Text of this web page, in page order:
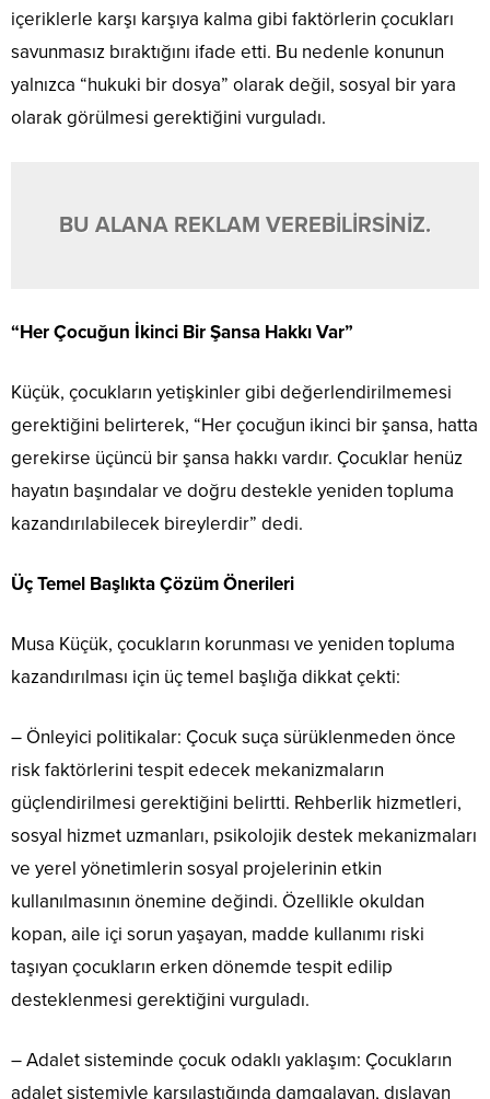
içeriklerle karşı karşıya kalma gibi faktörlerin çocukları
savunmasız bıraktığını ifade etti. Bu nedenle konunun
yalnızca “hukuki bir dosya” olarak değil, sosyal bir yara
olarak görülmesi gerektiğini vurguladı.
BU ALANA REKLAM VEREBİLİRSİNİZ.
“Her Çocuğun İkinci Bir Şansa Hakkı Var”
Küçük, çocukların yetişkinler gibi değerlendirilmemesi
gerektiğini belirterek, “Her çocuğun ikinci bir şansa, hatta
gerekirse üçüncü bir şansa hakkı vardır. Çocuklar henüz
hayatın başındalar ve doğru destekle yeniden topluma
kazandırılabilecek bireylerdir” dedi.
Üç Temel Başlıkta Çözüm Önerileri
Musa Küçük, çocukların korunması ve yeniden topluma
kazandırılması için üç temel başlığa dikkat çekti:
– Önleyici politikalar: Çocuk suça sürüklenmeden önce
risk faktörlerini tespit edecek mekanizmaların
güçlendirilmesi gerektiğini belirtti. Rehberlik hizmetleri,
sosyal hizmet uzmanları, psikolojik destek mekanizmaları
ve yerel yönetimlerin sosyal projelerinin etkin
kullanılmasının önemine değindi. Özellikle okuldan
kopan, aile içi sorun yaşayan, madde kullanımı riski
taşıyan çocukların erken dönemde tespit edilip
desteklenmesi gerektiğini vurguladı.
– Adalet sisteminde çocuk odaklı yaklaşım: Çocukların
adalet sistemiyle karşılaştığında damgalayan, dışlayan